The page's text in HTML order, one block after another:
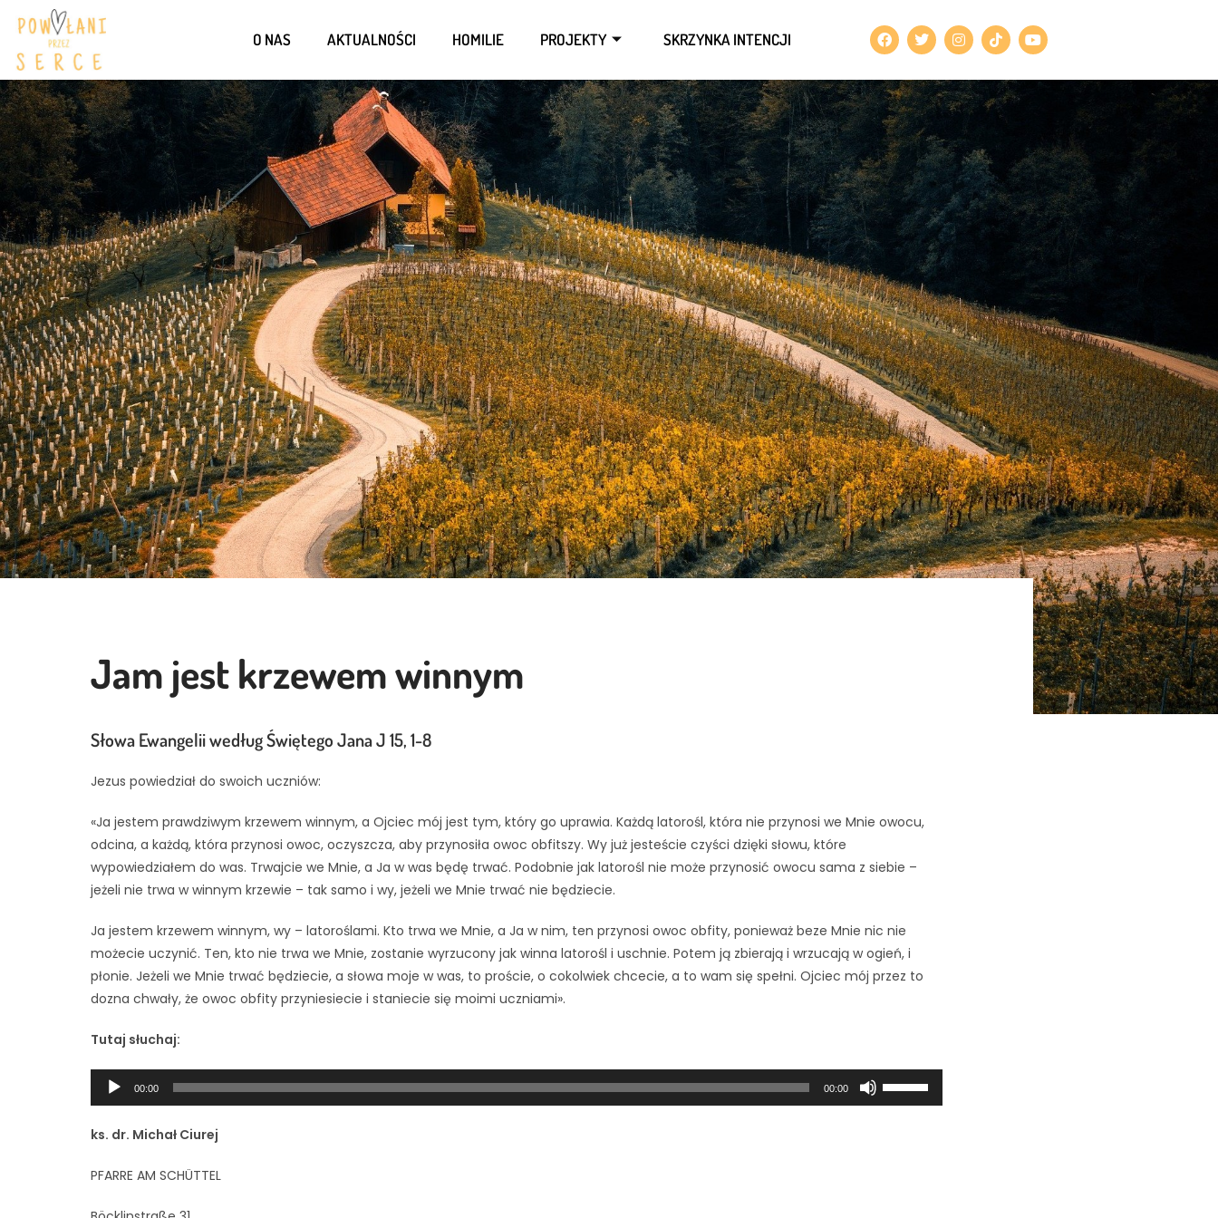
O NAS AKTUALNOŚCI HOMILIE PROJEKTY SKRZYNKA INTENCJI
Jam jest krzewem winnym
Słowa Ewangelii według Świętego Jana J 15, 1-8
Jezus powiedział do swoich uczniów:
«Ja jestem prawdziwym krzewem winnym, a Ojciec mój jest tym, który go uprawia. Każdą latorośl, która nie przynosi we Mnie owocu,
odcina, a każdą, która przynosi owoc, oczyszcza, aby przynosiła owoc obfitszy. Wy już jesteście czyści dzięki słowu, które
wypowiedziałem do was. Trwajcie we Mnie, a Ja w was będę trwać. Podobnie jak latorośl nie może przynosić owocu sama z siebie –
jeżeli nie trwa w winnym krzewie – tak samo i wy, jeżeli we Mnie trwać nie będziecie.
Ja jestem krzewem winnym, wy – latoroślami. Kto trwa we Mnie, a Ja w nim, ten przynosi owoc obfity, ponieważ beze Mnie nic nie
możecie uczynić. Ten, kto nie trwa we Mnie, zostanie wyrzucony jak winna latorośl i uschnie. Potem ją zbierają i wrzucają w ogień, i
płonie. Jeżeli we Mnie trwać będziecie, a słowa moje w was, to proście, o cokolwiek chcecie, a to wam się spełni. Ojciec mój przez to
dozna chwały, że owoc obfity przyniesiecie i staniecie się moimi uczniami».
Tutaj słuchaj:
Odtwarzacz
plików
dźwiękowych
00:00 00:00
strzałek
ks. dr. Michał Ciurej
PFARRE AM SCHÜTTEL